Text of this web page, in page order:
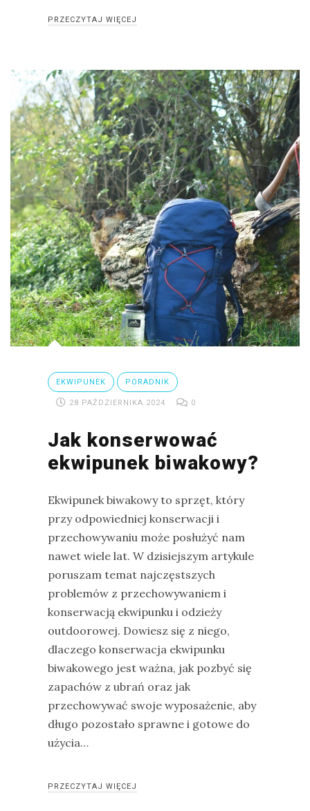
PRZECZYTAJ WIĘCEJ
EKWIPUNEK PORADNIK
28 PAŹDZIERNIKA 2024 0
Jak konserwować
ekwipunek biwakowy?
Ekwipunek biwakowy to sprzęt, który
przy odpowiedniej konserwacji i
przechowywaniu może posłużyć nam
nawet wiele lat. W dzisiejszym artykule
poruszam temat najczęstszych
problemów z przechowywaniem i
konserwacją ekwipunku i odzieży
outdoorowej. Dowiesz się z niego,
dlaczego konserwacja ekwipunku
biwakowego jest ważna, jak pozbyć się
zapachów z ubrań oraz jak
przechowywać swoje wyposażenie, aby
długo pozostało sprawne i gotowe do
użycia…
PRZECZYTAJ WIĘCEJ